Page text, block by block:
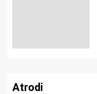
Atrodi